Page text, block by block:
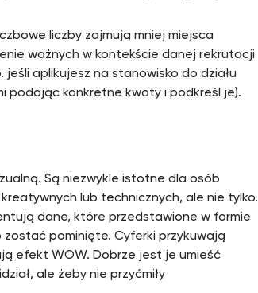
liczby zajmują mniej miejsca
ważnych w kontekście danej rekrutacji
aplikujesz na stanowisko do działu
podając konkretne kwoty i podkreśl je).
Są niezwykle istotne dla osób
lub technicznych, ale nie tylko.
dane, które przedstawione w formie
zostać pominięte. Cyferki przykuwają
efekt WOW. Dobrze jest je umieść
ale żeby nie przyćmiły